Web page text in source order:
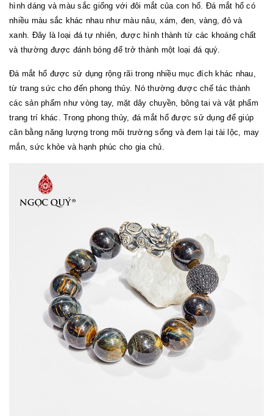
hình dáng và màu sắc giống với đôi mắt của con hổ. Đá mắt hổ có
nhiều màu sắc khác nhau như màu nâu, xám, đen, vàng, đỏ và
xanh. Đây là loại đá tự nhiên, được hình thành từ các khoáng chất
và thường được đánh bóng để trở thành một loại đá quý.
Đá mắt hổ được sử dụng rộng rãi trong nhiều mục đích khác nhau,
từ trang sức cho đến phong thủy. Nó thường được chế tác thành
các sản phẩm như vòng tay, mặt dây chuyền, bông tai và vật phẩm
trang trí khác. Trong phong thủy, đá mắt hổ được sử dụng để giúp
cân bằng năng lượng trong môi trường sống và đem lại tài lộc, may
mắn, sức khỏe và hạnh phúc cho gia chủ.